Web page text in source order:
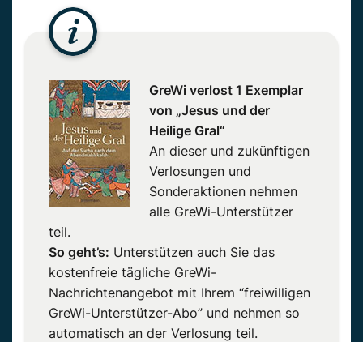
GreWi verlost 1 Exemplar
von „Jesus und der
Heilige Gral“
An dieser und zukünftigen
Verlosungen und
Sonderaktionen nehmen
alle GreWi-Unterstützer
teil.
So geht’s: Unterstützen auch Sie das
kostenfreie tägliche GreWi-
Nachrichtenangebot mit Ihrem “freiwilligen
GreWi-Unterstützer-Abo” und nehmen so
automatisch an der Verlosung teil.